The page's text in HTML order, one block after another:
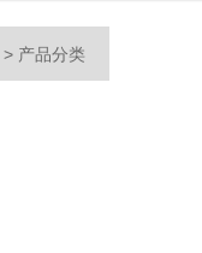
> 产品分类